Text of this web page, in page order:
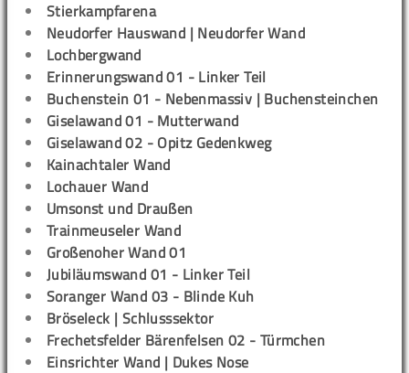
Stierkampfarena
Neudorfer Hauswand | Neudorfer Wand
Lochbergwand
Erinnerungswand 01 - Linker Teil
Buchenstein 01 - Nebenmassiv | Buchensteinchen
Giselawand 01 - Mutterwand
Giselawand 02 - Opitz Gedenkweg
Kainachtaler Wand
Lochauer Wand
Umsonst und Draußen
Trainmeuseler Wand
Großenoher Wand 01
Jubiläumswand 01 - Linker Teil
Soranger Wand 03 - Blinde Kuh
Bröseleck | Schlusssektor
Frechetsfelder Bärenfelsen 02 - Türmchen
Einsrichter Wand | Dukes Nose